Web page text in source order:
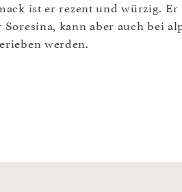
ist er rezent und würzig. Er
kann aber auch bei
werden.